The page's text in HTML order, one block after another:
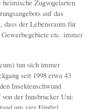
Zugvogelarten
auf das
dass der Lebensraum für
etc. immer
tun sich immer
seit 1998 etwa 43
Insektenschwund
der Innsbrucker Uni:
um vier Fünftel